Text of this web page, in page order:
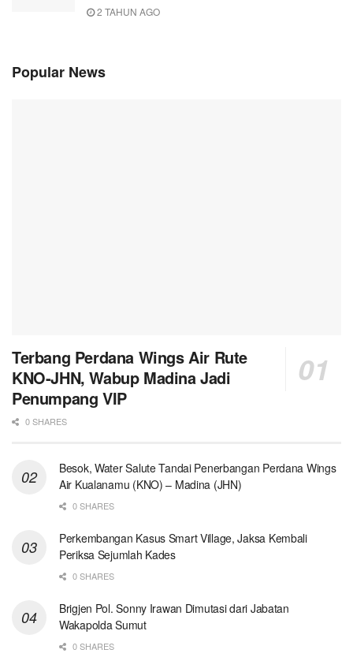
2 TAHUN AGO
Popular News
Terbang Perdana Wings Air Rute
KNO-JHN, Wabup Madina Jadi
Penumpang VIP
0 SHARES
Besok, Water Salute Tandai Penerbangan Perdana Wings
Air Kualanamu (KNO) – Madina (JHN)
0 SHARES
Perkembangan Kasus Smart Village, Jaksa Kembali
Periksa Sejumlah Kades
0 SHARES
Brigjen Pol. Sonny Irawan Dimutasi dari Jabatan
Wakapolda Sumut
0 SHARES